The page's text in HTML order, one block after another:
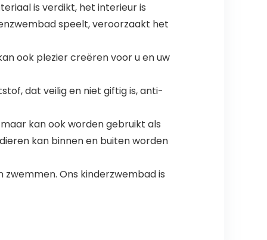
is verdikt, het interieur is
speelt, veroorzaakt het
ook plezier creëren voor u en uw
dat veilig en niet giftig is, anti-
kan ook worden gebruikt als
kan binnen en buiten worden
Ons kinderzwembad is